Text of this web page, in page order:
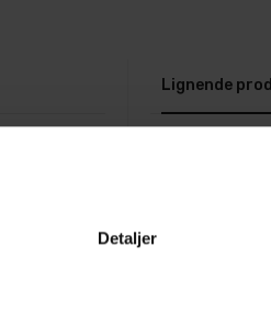
Detaljer
Dette
Lignende